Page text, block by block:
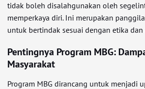
tidak boleh disalahgunakan oleh
memperkaya diri. Ini merupakan
untuk bertindak sesuai dengan etika
Pentingnya Program MBG:
Masyarakat
Program MBG dirancang untuk menjadi